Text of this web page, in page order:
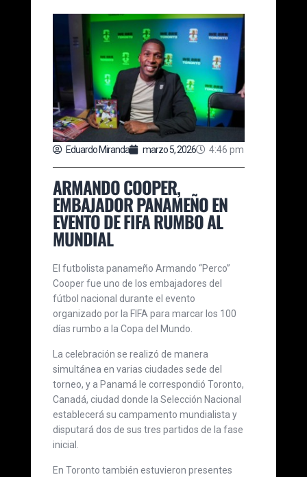
Eduardo Miranda marzo 5, 2026 4:46 pm
ARMANDO COOPER,
EMBAJADOR PANAMEÑO EN
EVENTO DE FIFA RUMBO AL
MUNDIAL
El futbolista panameño Armando “Perco”
Cooper fue uno de los embajadores del
fútbol nacional durante el evento
organizado por la FIFA para marcar los 100
días rumbo a la Copa del Mundo.
La celebración se realizó de manera
simultánea en varias ciudades sede del
torneo, y a Panamá le correspondió Toronto,
Canadá, ciudad donde la Selección Nacional
establecerá su campamento mundialista y
disputará dos de sus tres partidos de la fase
inicial.
En Toronto también estuvieron presentes